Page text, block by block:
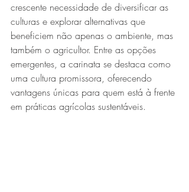
crescente necessidade de diversificar as
culturas e explorar alternativas que
beneficiem não apenas o ambiente, mas
também o agricultor. Entre as opções
emergentes, a carinata se destaca como
uma cultura promissora, oferecendo
vantagens únicas para quem está à frente
em práticas agrícolas sustentáveis.